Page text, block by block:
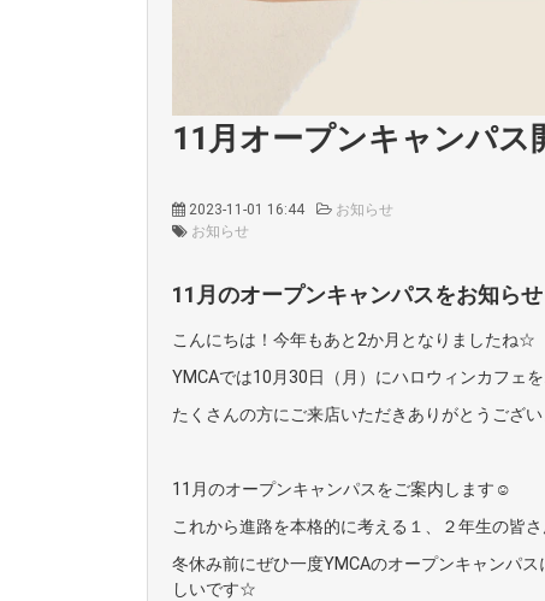
11月オープンキャンパス
2023-11-01 16:44
お知らせ
お知らせ
11月のオープンキャンパスをお知らせ
こんにちは！今年もあと2か月となりましたね☆
YMCAでは10月30日（月）にハロウィンカフェ
たくさんの方にご来店いただきありがとうござい
11月のオープンキャンパスをご案内します☺
これから進路を本格的に考える１、２年生の皆
冬休み前にぜひ一度YMCAのオープンキャンパ
しいです☆